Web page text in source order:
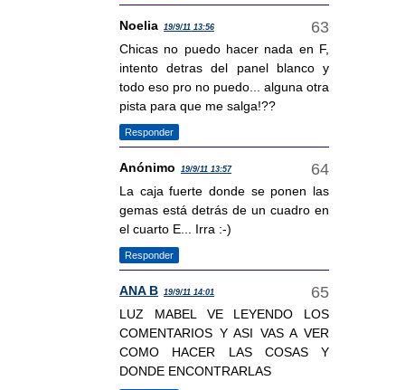
Noelia 19/9/11 13:56
Chicas no puedo hacer nada en F,
intento detras del panel blanco y
todo eso pro no puedo... alguna otra
pista para que me salga!??
Responder
Anónimo 19/9/11 13:57
La caja fuerte donde se ponen las
gemas está detrás de un cuadro en
el cuarto E... Irra :-)
Responder
ANA B 19/9/11 14:01
LUZ MABEL VE LEYENDO LOS
COMENTARIOS Y ASI VAS A VER
COMO HACER LAS COSAS Y
DONDE ENCONTRARLAS